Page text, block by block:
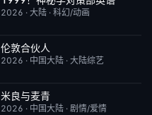
2026 · 大陆 · 科幻/动画
更新至第1期
伦敦合伙人
2026 · 中国大陆 · 大陆综艺
更新至第15集
米良与麦青
2026 · 中国大陆 · 剧情/爱情